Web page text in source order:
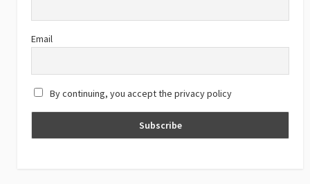
k
e
a
n
el
Email
By continuing, you accept the privacy policy